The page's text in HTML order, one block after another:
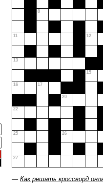
8
11 12
13
15
16 17
20
22
25 26
27
— Как решать кроссворд